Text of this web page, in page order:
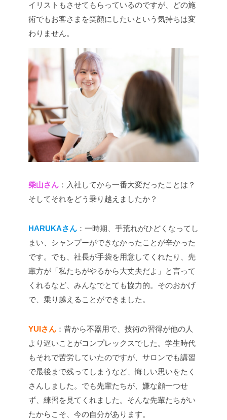
イリストもさせてもらっているのですが、どの施
術でもお客さまを笑顔にしたいという気持ちは変
わりません。
柴山さん ：入社してから一番大変だったことは？
そしてそれをどう乗り越えましたか？
HARUKAさん ：一時期、手荒れがひどくなってし
まい、シャンプーができなかったことが辛かった
です。でも、社長が手袋を用意してくれたり、先
輩方が「私たちがやるから大丈夫だよ」と言って
くれるなど、みんなでとても協力的。そのおかげ
で、乗り越えることができました。
YUIさん ：昔から不器用で、技術の習得が他の人
より遅いことがコンプレックスでした。学生時代
もそれで苦労していたのですが、サロンでも講習
で最後まで残ってしまうなど、悔しい思いをたく
さんしました。でも先輩たちが、嫌な顔一つせ
ず、練習を見てくれました。そんな先輩たちがい
たからこそ、今の自分があります。